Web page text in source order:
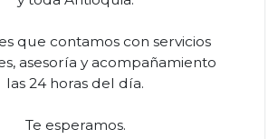
que contamos con servicios
asesoría y acompañamiento
las 24 horas del día.
Te esperamos.